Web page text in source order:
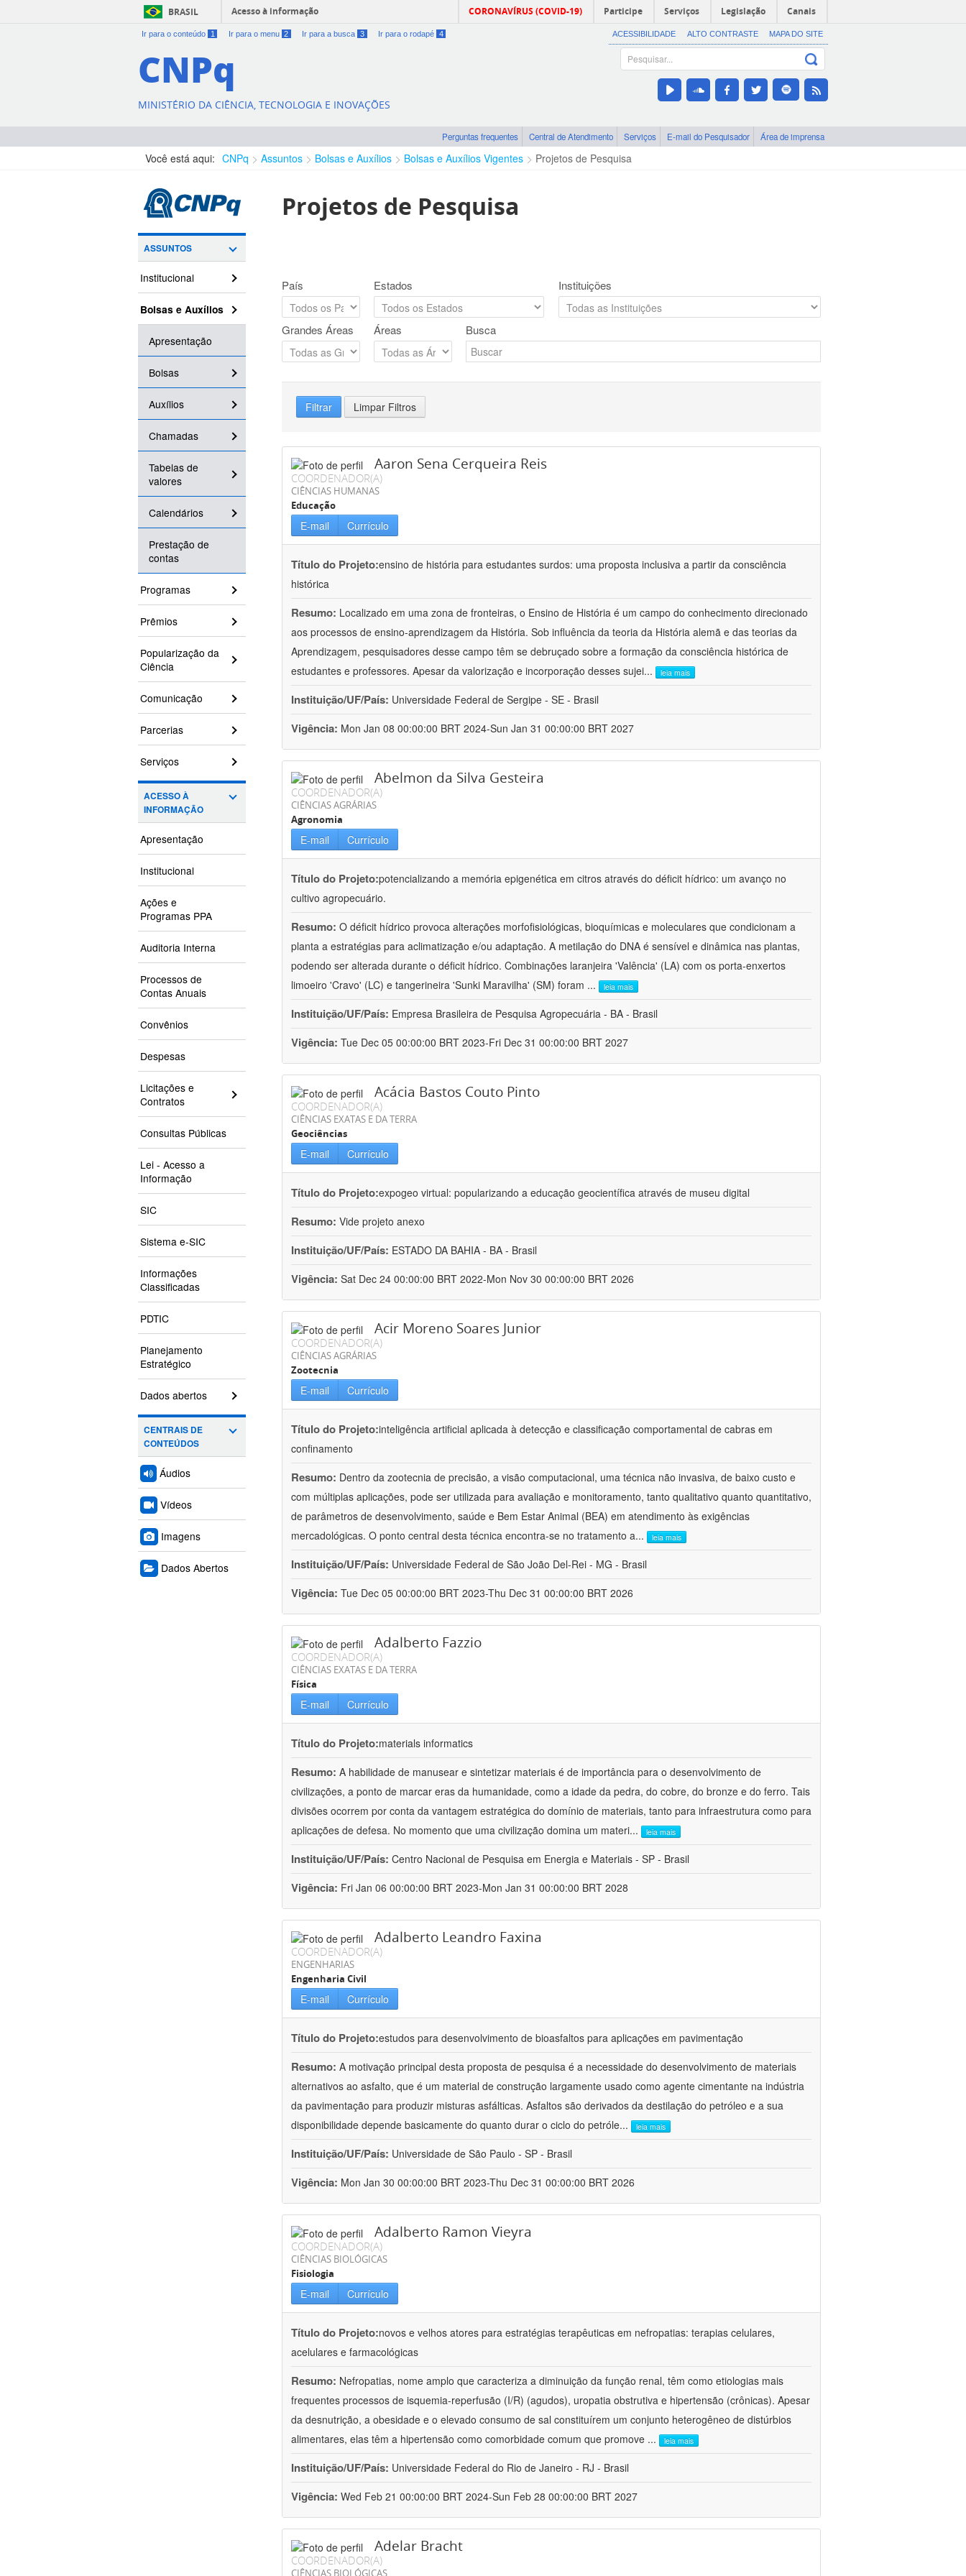
BRASIL Acesso à informação CORONAVÍRUS (COVID-19) Participe Serviços Legislação Canais
Ir para o conteúdo 1 Ir para o menu 2 Ir para a busca 3 Ir para o rodapé 4 ACESSIBILIDADE ALTO CONTRASTE MAPA DO SITE
CNPq
MINISTÉRIO DA CIÊNCIA, TECNOLOGIA E INOVAÇÕES
Perguntas frequentes Central de Atendimento Serviços E-mail do Pesquisador Área de imprensa
Você está aqui: CNPq Assuntos Bolsas e Auxílios Bolsas e Auxílios Vigentes Projetos de Pesquisa
ASSUNTOS
Institucional
Bolsas e Auxílios
Apresentação
Bolsas
Auxílios
Chamadas
Tabelas de
valores
Calendários
Prestação de
contas
Programas
Prêmios
Popularização da
Ciência
Comunicação
Parcerias
Serviços
ACESSO À
INFORMAÇÃO
Apresentação
Institucional
Ações e
Programas PPA
Auditoria Interna
Processos de
Contas Anuais
Convênios
Despesas
Licitações e
Contratos
Consultas Públicas
Lei - Acesso a
Informação
SIC
Sistema e-SIC
Informações
Classificadas
PDTIC
Planejamento
Estratégico
Dados abertos
CENTRAIS DE
CONTEÚDOS
Áudios
Vídeos
Imagens
Dados Abertos
Projetos de Pesquisa
País Estados Instituições
Grandes Áreas Áreas Busca
Filtrar Limpar Filtros
Aaron Sena Cerqueira Reis
COORDENADOR(A)
CIÊNCIAS HUMANAS
Educação
E-mail Currículo
Título do Projeto:ensino de história para estudantes surdos: uma proposta inclusiva a partir da consciência
histórica
Resumo: Localizado em uma zona de fronteiras, o Ensino de História é um campo do conhecimento direcionado
aos processos de ensino-aprendizagem da História. Sob influência da teoria da História alemã e das teorias da
Aprendizagem, pesquisadores desse campo têm se debruçado sobre a formação da consciência histórica de
estudantes e professores. Apesar da valorização e incorporação desses sujei... leia mais
Instituição/UF/País: Universidade Federal de Sergipe - SE - Brasil
Vigência: Mon Jan 08 00:00:00 BRT 2024-Sun Jan 31 00:00:00 BRT 2027
Abelmon da Silva Gesteira
COORDENADOR(A)
CIÊNCIAS AGRÁRIAS
Agronomia
E-mail Currículo
Título do Projeto:potencializando a memória epigenética em citros através do déficit hídrico: um avanço no
cultivo agropecuário.
Resumo: O déficit hídrico provoca alterações morfofisiológicas, bioquímicas e moleculares que condicionam a
planta a estratégias para aclimatização e/ou adaptação. A metilação do DNA é sensível e dinâmica nas plantas,
podendo ser alterada durante o déficit hídrico. Combinações laranjeira 'Valência' (LA) com os porta-enxertos
limoeiro 'Cravo' (LC) e tangerineira 'Sunki Maravilha' (SM) foram ... leia mais
Instituição/UF/País: Empresa Brasileira de Pesquisa Agropecuária - BA - Brasil
Vigência: Tue Dec 05 00:00:00 BRT 2023-Fri Dec 31 00:00:00 BRT 2027
Acácia Bastos Couto Pinto
COORDENADOR(A)
CIÊNCIAS EXATAS E DA TERRA
Geociências
E-mail Currículo
Título do Projeto:expogeo virtual: popularizando a educação geocientífica através de museu digital
Resumo: Vide projeto anexo
Instituição/UF/País: ESTADO DA BAHIA - BA - Brasil
Vigência: Sat Dec 24 00:00:00 BRT 2022-Mon Nov 30 00:00:00 BRT 2026
Acir Moreno Soares Junior
COORDENADOR(A)
CIÊNCIAS AGRÁRIAS
Zootecnia
E-mail Currículo
Título do Projeto:inteligência artificial aplicada à detecção e classificação comportamental de cabras em
confinamento
Resumo: Dentro da zootecnia de precisão, a visão computacional, uma técnica não invasiva, de baixo custo e
com múltiplas aplicações, pode ser utilizada para avaliação e monitoramento, tanto qualitativo quanto quantitativo,
de parâmetros de desenvolvimento, saúde e Bem Estar Animal (BEA) em atendimento às exigências
mercadológicas. O ponto central desta técnica encontra-se no tratamento a... leia mais
Instituição/UF/País: Universidade Federal de São João Del-Rei - MG - Brasil
Vigência: Tue Dec 05 00:00:00 BRT 2023-Thu Dec 31 00:00:00 BRT 2026
Adalberto Fazzio
COORDENADOR(A)
CIÊNCIAS EXATAS E DA TERRA
Física
E-mail Currículo
Título do Projeto:materials informatics
Resumo: A habilidade de manusear e sintetizar materiais é de importância para o desenvolvimento de
civilizações, a ponto de marcar eras da humanidade, como a idade da pedra, do cobre, do bronze e do ferro. Tais
divisões ocorrem por conta da vantagem estratégica do domínio de materiais, tanto para infraestrutura como para
aplicações de defesa. No momento que uma civilização domina um materi... leia mais
Instituição/UF/País: Centro Nacional de Pesquisa em Energia e Materiais - SP - Brasil
Vigência: Fri Jan 06 00:00:00 BRT 2023-Mon Jan 31 00:00:00 BRT 2028
Adalberto Leandro Faxina
COORDENADOR(A)
ENGENHARIAS
Engenharia Civil
E-mail Currículo
Título do Projeto:estudos para desenvolvimento de bioasfaltos para aplicações em pavimentação
Resumo: A motivação principal desta proposta de pesquisa é a necessidade do desenvolvimento de materiais
alternativos ao asfalto, que é um material de construção largamente usado como agente cimentante na indústria
da pavimentação para produzir misturas asfálticas. Asfaltos são derivados da destilação do petróleo e a sua
disponibilidade depende basicamente do quanto durar o ciclo do petróle... leia mais
Instituição/UF/País: Universidade de São Paulo - SP - Brasil
Vigência: Mon Jan 30 00:00:00 BRT 2023-Thu Dec 31 00:00:00 BRT 2026
Adalberto Ramon Vieyra
COORDENADOR(A)
CIÊNCIAS BIOLÓGICAS
Fisiologia
E-mail Currículo
Título do Projeto:novos e velhos atores para estratégias terapêuticas em nefropatias: terapias celulares,
acelulares e farmacológicas
Resumo: Nefropatias, nome amplo que caracteriza a diminuição da função renal, têm como etiologias mais
frequentes processos de isquemia-reperfusão (I/R) (agudos), uropatia obstrutiva e hipertensão (crônicas). Apesar
da desnutrição, a obesidade e o elevado consumo de sal constituírem um conjunto heterogêneo de distúrbios
alimentares, elas têm a hipertensão como comorbidade comum que promove ... leia mais
Instituição/UF/País: Universidade Federal do Rio de Janeiro - RJ - Brasil
Vigência: Wed Feb 21 00:00:00 BRT 2024-Sun Feb 28 00:00:00 BRT 2027
Adelar Bracht
COORDENADOR(A)
CIÊNCIAS BIOLÓGICAS